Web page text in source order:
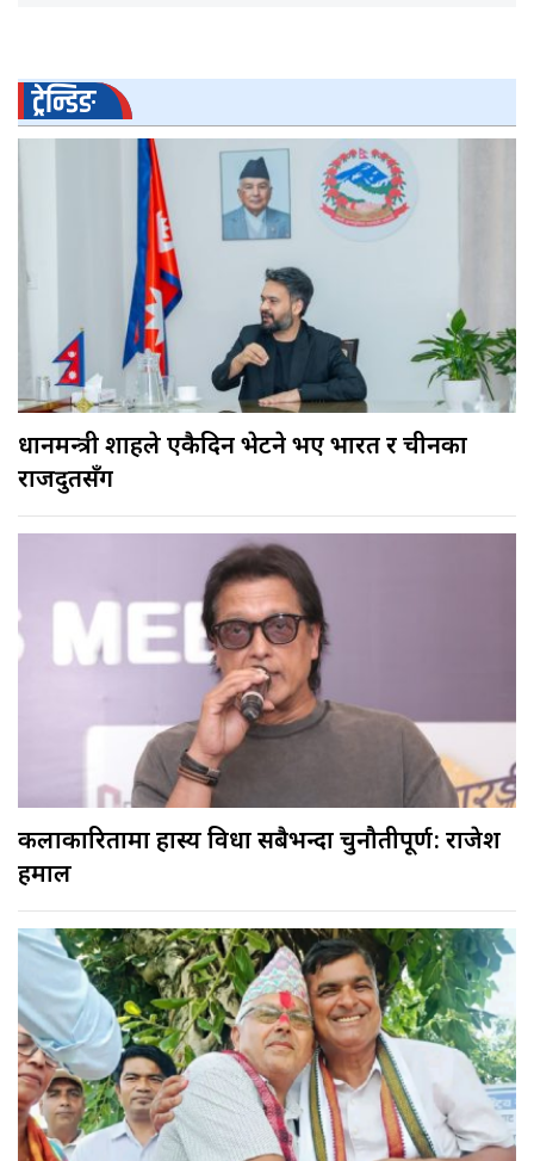
ट्रेन्डिङ
प्रधानमन्त्री शाहले एकैदिन भेटने भए भारत र चीनका
राजदुतसँग
कलाकारितामा हास्य विधा सबैभन्दा चुनौतीपूर्ण: राजेश
हमाल